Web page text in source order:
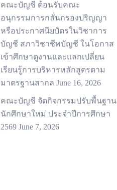
คณะบัญชี ต้อนรับคณะ
อนุกรรมการกลั่นกรองปริญญา
หรือประกาศนียบัตรในวิชาการ
บัญชี สภาวิชาชีพบัญชี ในโอกาส
เข้าศึกษาดูงานและแลกเปลี่ยน
เรียนรู้การบริหารหลักสูตรตาม
มาตรฐานสากล June 16, 2026
คณะบัญชี จัดกิจกรรมปรับพื้นฐาน
นักศึกษาใหม่ ประจำปีการศึกษา
2569 June 7, 2026